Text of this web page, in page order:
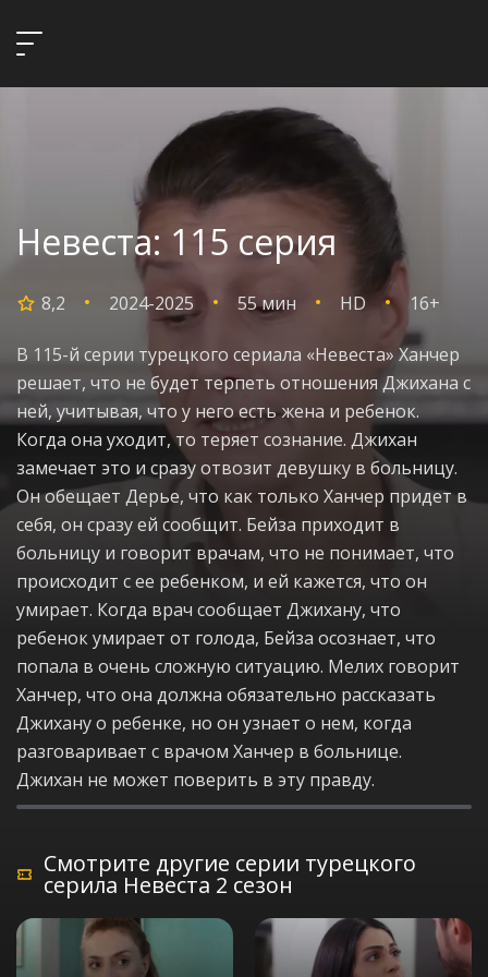
Невеста: 115 серия
8,2 2024-2025 55 мин HD 16+
В 115-й серии турецкого сериала «Невеста» Ханчер
решает, что не будет терпеть отношения Джихана с
ней, учитывая, что у него есть жена и ребенок.
Когда она уходит, то теряет сознание. Джихан
замечает это и сразу отвозит девушку в больницу.
Он обещает Дерье, что как только Ханчер придет в
себя, он сразу ей сообщит. Бейза приходит в
больницу и говорит врачам, что не понимает, что
происходит с ее ребенком, и ей кажется, что он
умирает. Когда врач сообщает Джихану, что
ребенок умирает от голода, Бейза осознает, что
попала в очень сложную ситуацию. Мелих говорит
Ханчер, что она должна обязательно рассказать
Джихану о ребенке, но он узнает о нем, когда
разговаривает с врачом Ханчер в больнице.
Джихан не может поверить в эту правду.
Смотрите другие серии турецкого
серила Невеста 2 сезон